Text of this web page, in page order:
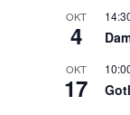
OKT
4
OKT
17